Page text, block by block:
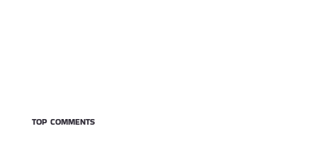
TOP COMMENTS